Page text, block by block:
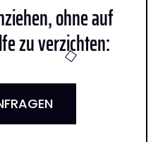
ohne auf
zu verzichten: